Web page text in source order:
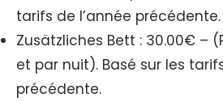
tarifs de l’année précédente.
Zusätzliches Bett : 30.00€ –
et par nuit). Basé sur les
précédente.